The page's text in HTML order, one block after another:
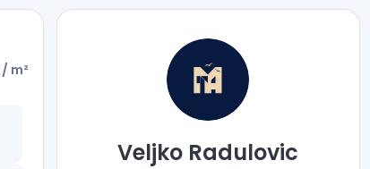
Veljko Radulovic
/ m²